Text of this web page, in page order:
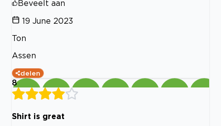
Beveelt aan
19 June 2023
Ton
Assen
delen
8
Shirt is great